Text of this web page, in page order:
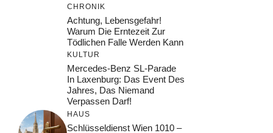
CHRONIK
Achtung, Lebensgefahr!
Warum Die Erntezeit Zur
Tödlichen Falle Werden Kann
KULTUR
Mercedes-Benz SL-Parade
In Laxenburg: Das Event Des
Jahres, Das Niemand
Verpassen Darf!
HAUS
Schlüsseldienst Wien 1010 –